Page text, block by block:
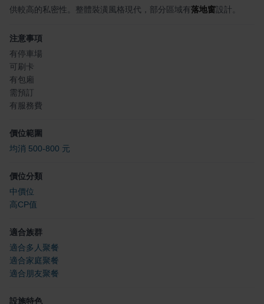
供較高的私密性。整體裝潢風格現代，部分區域有落地窗設計。
注意事項
有停車場
可刷卡
有包廂
需預訂
有服務費
價位範圍
均消 500-800 元
價位分類
中價位
高CP值
適合族群
適合多人聚餐
適合家庭聚餐
適合朋友聚餐
設施特色